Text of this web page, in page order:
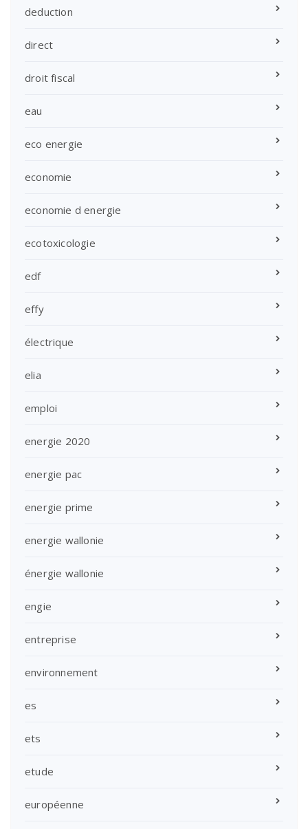
deduction
direct
droit fiscal
eau
eco energie
economie
economie d energie
ecotoxicologie
edf
effy
électrique
elia
emploi
energie 2020
energie pac
energie prime
energie wallonie
énergie wallonie
engie
entreprise
environnement
es
ets
etude
européenne